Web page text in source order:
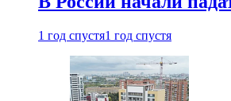
1 год спустя1 год спустя